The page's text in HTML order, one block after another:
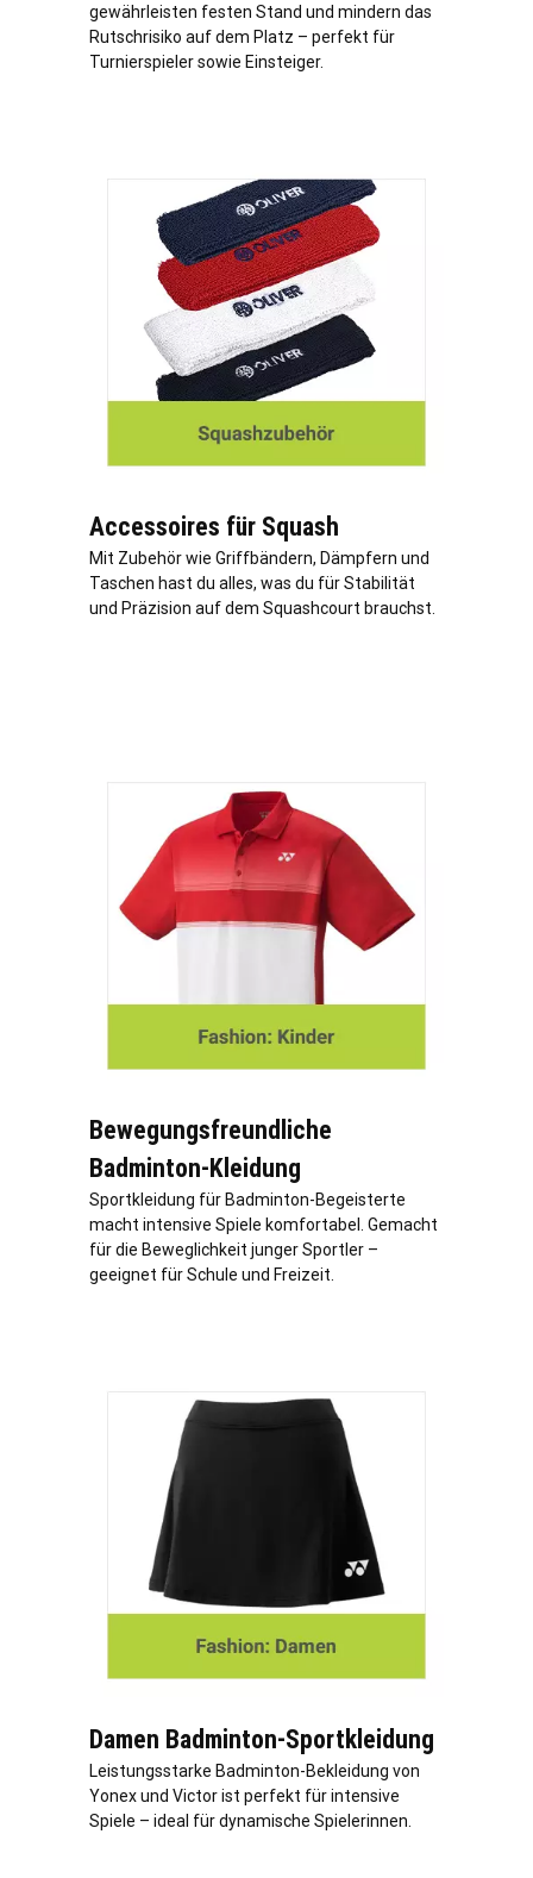
gewährleisten festen Stand und mindern das
Rutschrisiko auf dem Platz – perfekt für
Turnierspieler sowie Einsteiger.
Accessoires für Squash
Mit Zubehör wie Griffbändern, Dämpfern und
Taschen hast du alles, was du für Stabilität
und Präzision auf dem Squashcourt brauchst.
Bewegungsfreundliche
Badminton-Kleidung
Sportkleidung für Badminton-Begeisterte
macht intensive Spiele komfortabel. Gemacht
für die Beweglichkeit junger Sportler –
geeignet für Schule und Freizeit.
Damen Badminton-Sportkleidung
Leistungsstarke Badminton-Bekleidung von
Yonex und Victor ist perfekt für intensive
Spiele – ideal für dynamische Spielerinnen.